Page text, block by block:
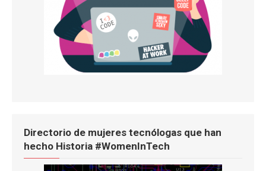
Directorio de mujeres tecnólogas que han
hecho Historia #WomenInTech